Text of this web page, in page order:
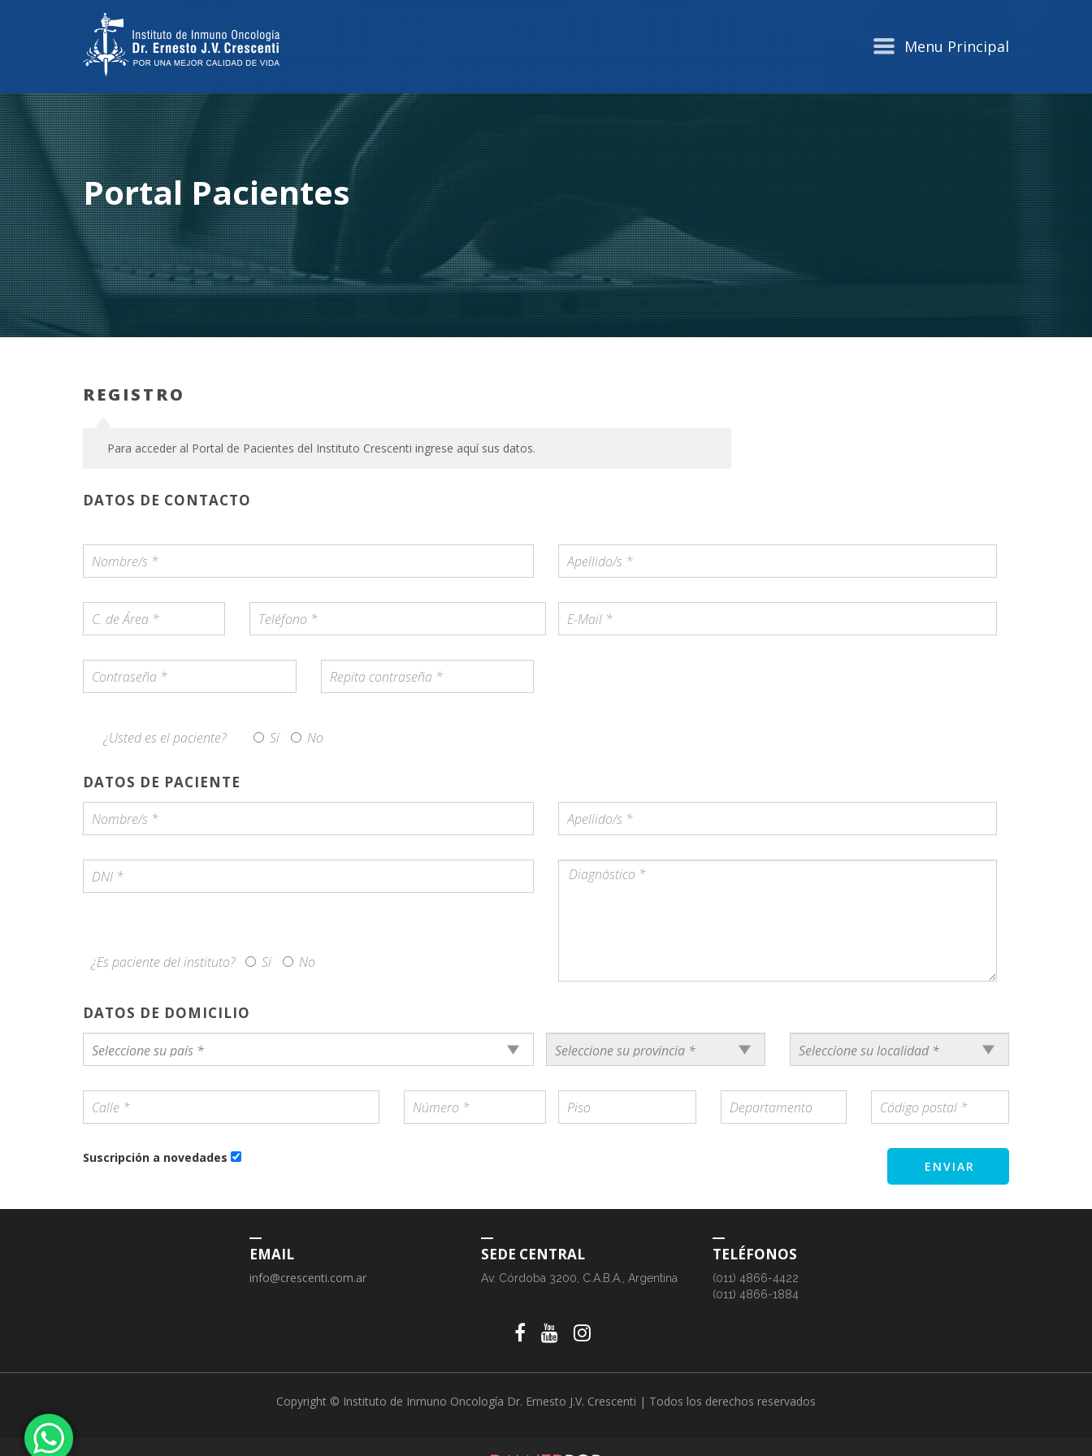
Menu Principal
Portal Pacientes
REGISTRO
Para acceder al Portal de Pacientes del Instituto Crescenti ingrese aquí sus datos.
DATOS DE CONTACTO
¿Usted es el paciente? Sí No
DATOS DE PACIENTE
¿Es paciente del instituto? Sí No
DATOS DE DOMICILIO
Suscripción a novedades
ENVIAR
EMAIL
info@crescenti.com.ar
SEDE CENTRAL
Av. Córdoba 3200, C.A.B.A., Argentina
TELÉFONOS
(011) 4866-4422
(011) 4866-1884
Copyright © Instituto de Inmuno Oncología Dr. Ernesto J.V. Crescenti | Todos los derechos reservados